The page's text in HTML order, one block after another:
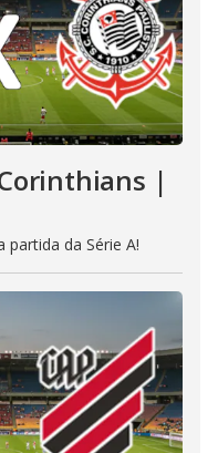
|
da Série A!